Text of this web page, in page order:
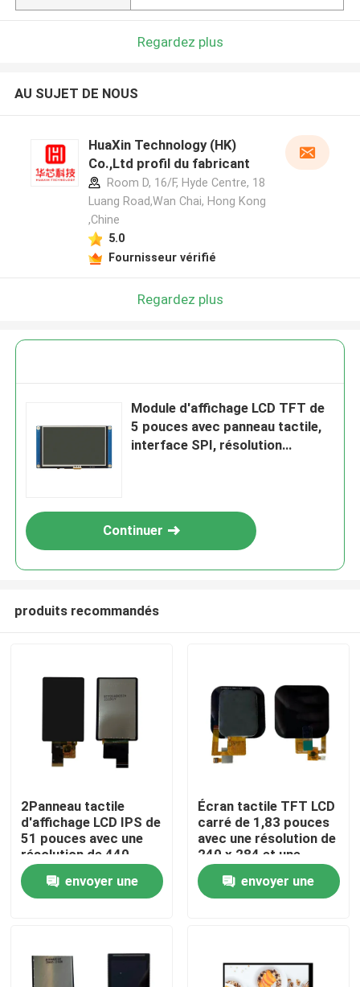
Maison
Vidéos
Regardez plus
AU SUJET DE NOUS
HuaXin Technology (HK)
Co.,Ltd profil du fabricant
Room D, 16/F, Hyde Centre, 18
Luang Road,Wan Chai, Hong Kong
,Chine
5.0
Fournisseur vérifié
Regardez plus
Module d'affichage LCD TFT de
5 pouces avec panneau tactile,
interface SPI, résolution
Continuer
produits recommandés
2Panneau tactile
d'affichage LCD IPS de
51 pouces avec une
résolution de 440
(RGB) x 696 et une
luminosité de 850
cd/m2 Interface MIPI
envoyer une
Écran tactile TFT LCD
carré de 1,83 pouces
avec une résolution de
240 x 284 et une
interface SPI
envoyer une